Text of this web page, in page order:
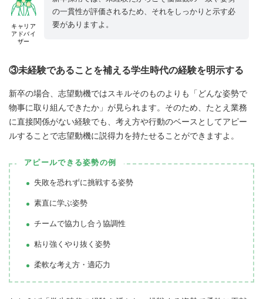
キャリア
アドバイ
ザー
の一貫性が評価されるため、それをしっかりと示す必
要がありますよ。
③未経験であることを補える学生時代の経験を明示する
新卒の場合、志望動機ではスキルそのものよりも「どんな姿勢で
物事に取り組んできたか」が見られます。そのため、たとえ業務
に直接関係がない経験でも、考え方や行動のベースとしてアピー
ルすることで志望動機に説得力を持たせることができますよ。
アピールできる姿勢の例
失敗を恐れずに挑戦する姿勢
素直に学ぶ姿勢
チームで協力し合う協調性
粘り強くやり抜く姿勢
柔軟な考え方・適応力